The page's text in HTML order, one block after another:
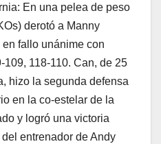
En una pelea de peso
derotó a Manny
en fallo unánime con
118-110. Can, de 25
hizo la segunda defensa
en la co-estelar de la
y logró una victoria
entrenador de Andy